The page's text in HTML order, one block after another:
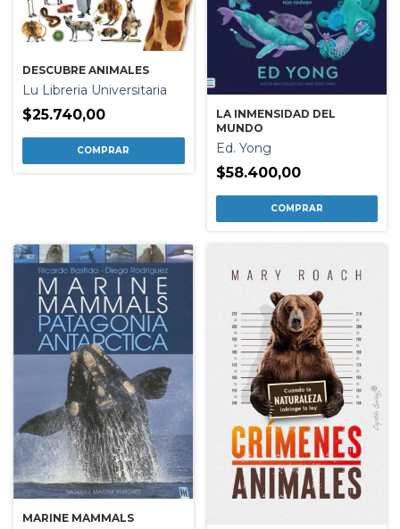
DESCUBRE ANIMALES
Lu Libreria Universitaria
$25.740,00
LA INMENSIDAD DEL
MUNDO
Ed. Yong
$58.400,00
MARINE MAMMALS